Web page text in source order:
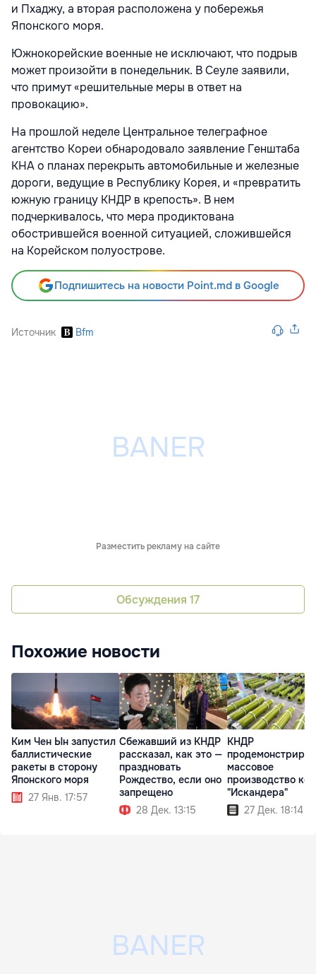
и Пхаджу, а вторая расположена у побережья
Японского моря.
Южнокорейские военные не исключают, что подрыв
может произойти в понедельник. В Сеуле заявили,
что примут «решительные меры в ответ на
провокацию».
На прошлой неделе Центральное телеграфное
агентство Кореи обнародовало заявление Генштаба
КНА о планах перекрыть автомобильные и железные
дороги, ведущие в Республику Корея, и «превратить
южную границу КНДР в крепость». В нем
подчеркивалось, что мера продиктована
обострившейся военной ситуацией, сложившейся
на Корейском полуострове.
Подпишитесь на новости Point.md в Google
Источник Bfm
Разместить рекламу на сайте
Обсуждения 17
Похожие новости
Ким Чен Ын запустил
баллистические
ракеты в сторону
Японского моря
27 Янв. 17:57
Сбежавший из КНДР
рассказал, как это —
праздновать
Рождество, если оно
запрещено
28 Дек. 13:15
КНДР
массовое
производство
"Искандера"
27 Дек. 18:14